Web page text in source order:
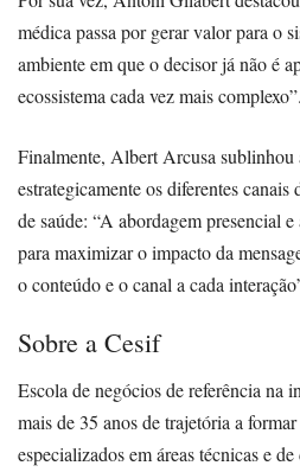
médica passa por gerar valor para o
ambiente em que o decisor já não é
ecossistema cada vez mais complexo”.
Finalmente, Albert Arcusa
estrategicamente os diferentes
de saúde: “A abordagem presencial
para maximizar o impacto da
o conteúdo e o canal a cada
Sobre a Cesif
Escola de negócios de referência na
mais de 35 anos de trajetória a
especializados em áreas técnicas e